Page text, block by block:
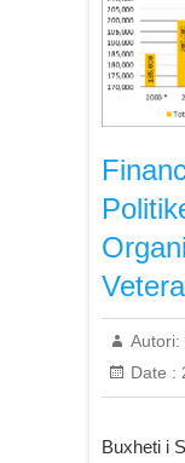
Autori:
Date :
Buxheti i